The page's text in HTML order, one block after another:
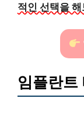
적인 선택을
임플란트